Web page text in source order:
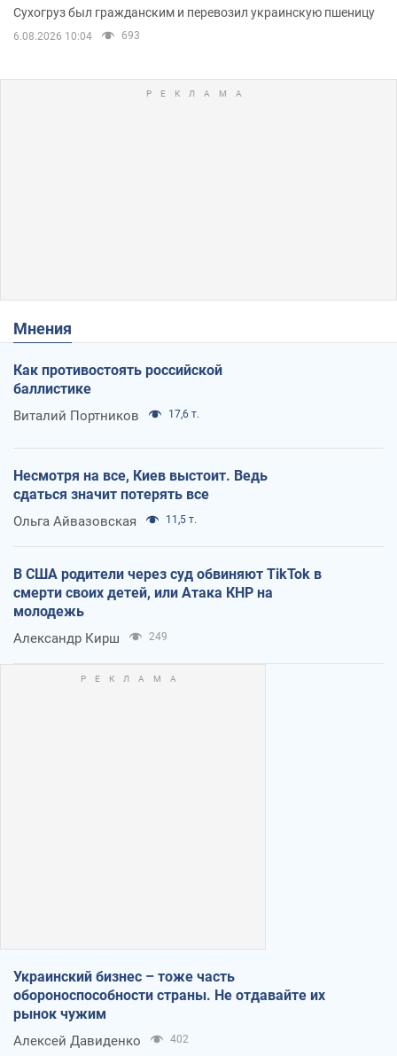
Сухогруз был гражданским и перевозил украинскую пшеницу
6.08.2026 10:04 693
Мнения
Как противостоять российской
баллистике
Виталий Портников 17,6 т.
Несмотря на все, Киев выстоит. Ведь
сдаться значит потерять все
Ольга Айвазовская 11,5 т.
В США родители через суд обвиняют TikTok в
смерти своих детей, или Атака КНР на
молодежь
Александр Кирш 249
Украинский бизнес – тоже часть
обороноспособности страны. Не отдавайте их
рынок чужим
Алексей Давиденко 402